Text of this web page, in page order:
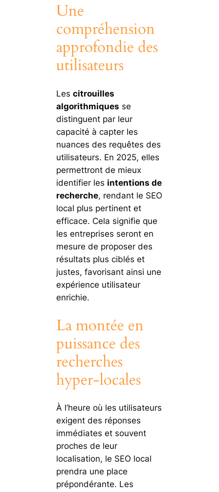
Une
compréhension
approfondie des
utilisateurs
Lescitrouilles
algorithmiques se
distinguent par leur
capacité à capter les
nuances des requêtes des
utilisateurs. En 2025, elles
permettront de mieux
identifier les intentions de
recherche, rendant le SEO
local plus pertinent et
efficace. Cela signifie que
les entreprises seront en
mesure de proposer des
résultats plus ciblés et
justes, favorisant ainsi une
expérience utilisateur
enrichie.
La montée en
puissance des
recherches
hyper-locales
À l’heure où les utilisateurs
exigent des réponses
immédiates et souvent
proches de leur
localisation, le SEO local
prendra une place
prépondérante. Les